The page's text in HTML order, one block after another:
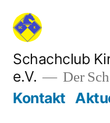
Zum
Inhalt
springen
Schachclub
e.V.
Der
Kontakt